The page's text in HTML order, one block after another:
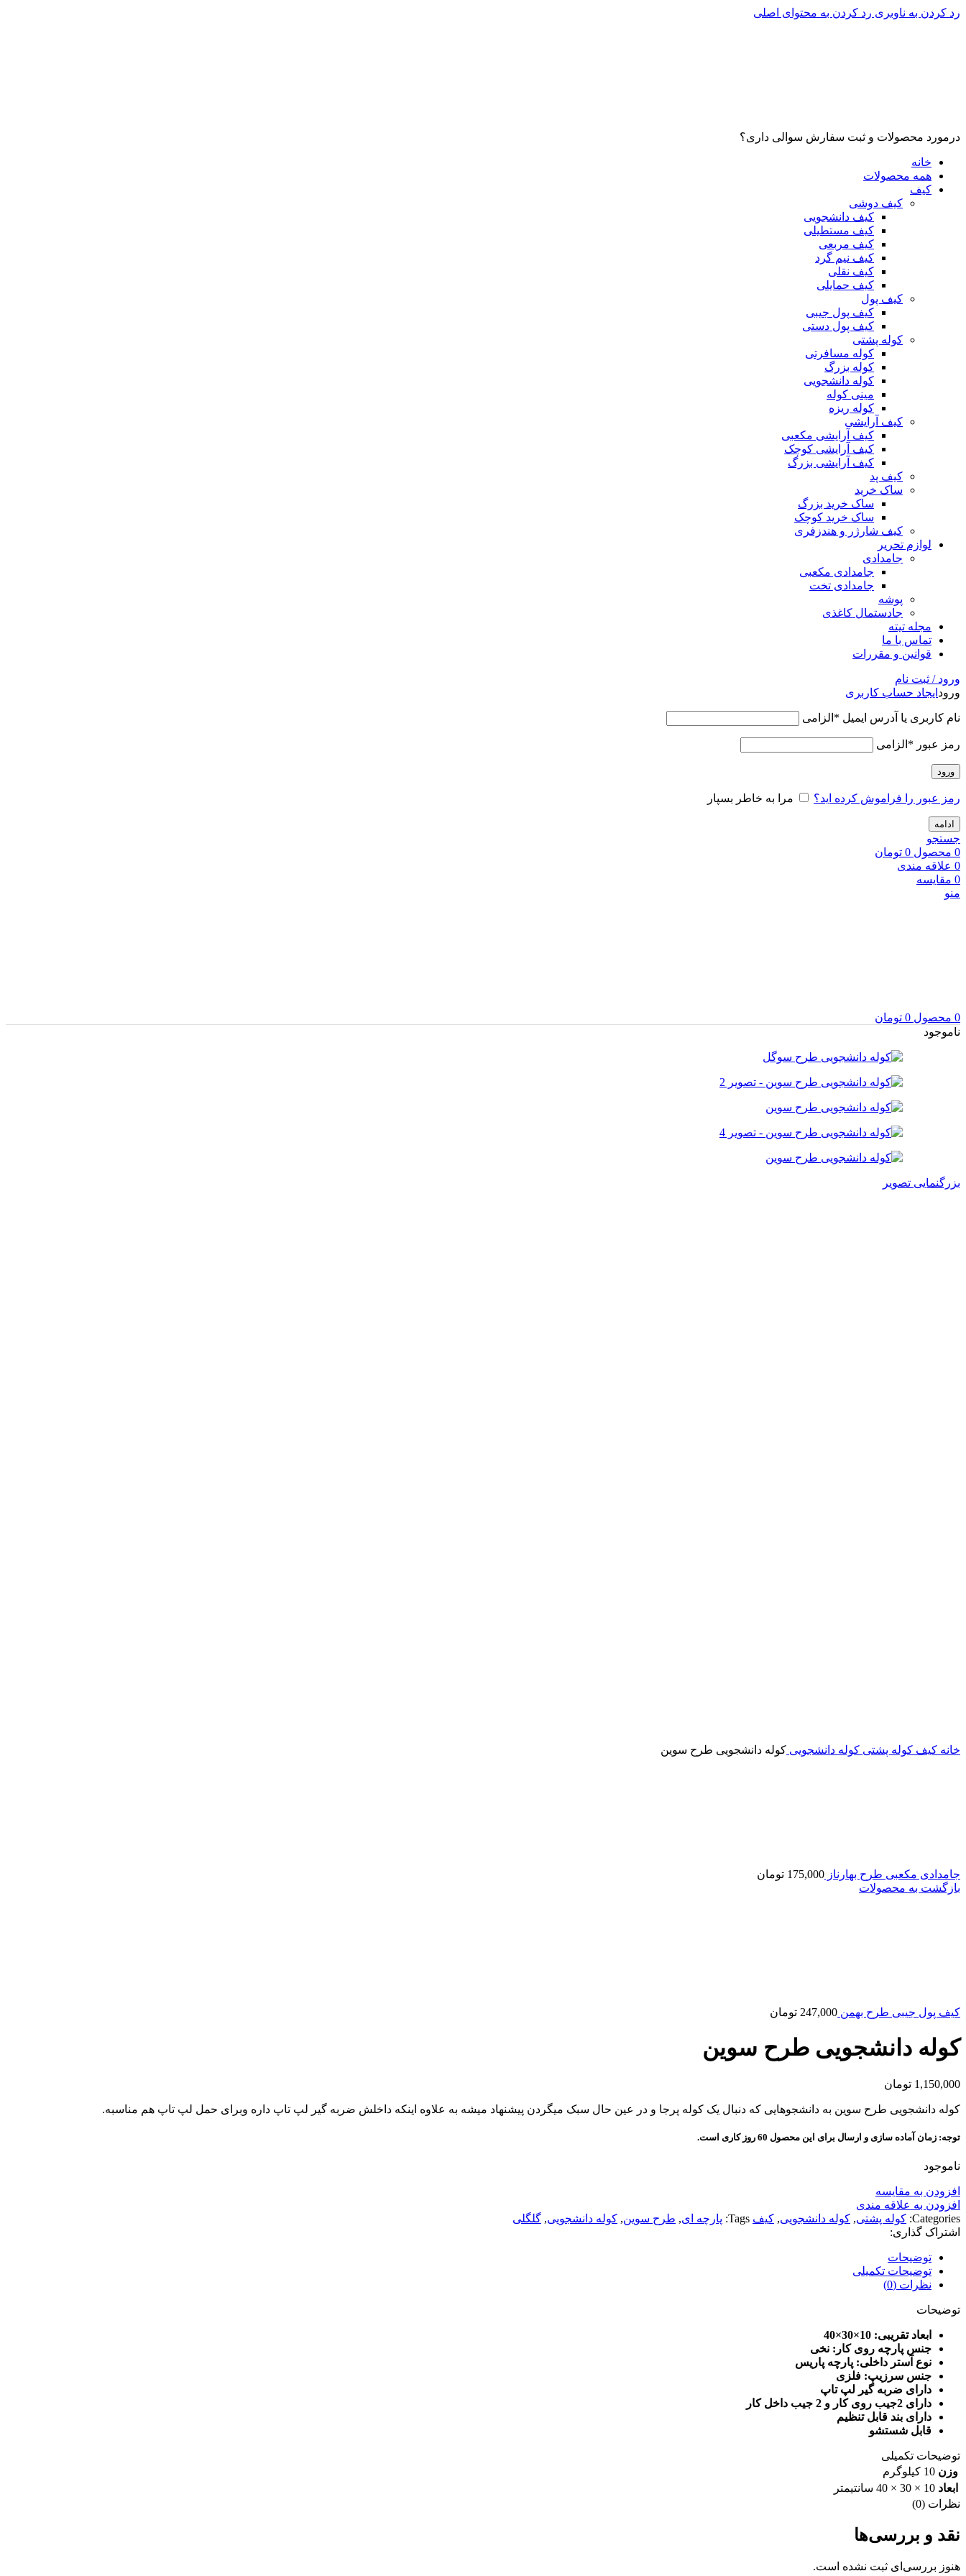
رد کردن به ناوبری رد کردن به محتوای اصلی
درمورد محصولات و ثبت سفارش سوالی داری؟
خانه
همه محصولات
کیف
کیف دوشی
کیف دانشجویی
کیف مستطیلی
کیف مربعی
کیف نیم گرد
کیف نقلی
کیف حمایلی
کیف پول
کیف پول جیبی
کیف پول دستی
کوله پشتی
کوله مسافرتی
کوله بزرگ
کوله دانشجویی
مینی کوله
کوله ریزه
کیف آرایشی
کیف آرایشی مکعبی
کیف آرایشی کوچک
کیف آرایشی بزرگ
کیف پد
ساک خرید
ساک خرید بزرگ
ساک خرید کوچک
کیف شارژر و هندزفری
لوازم تحریر
جامدادی
جامدادی مکعبی
جامدادی تخت
پوشه
جادستمال کاغذی
مجله تیته
تماس با ما
قوانین و مقررات
ورود / ثبت نام
ورود ایجاد حساب کاربری
نام کاربری یا آدرس ایمیل * الزامی
رمز عبور * الزامی
ورود
رمز عبور را فراموش کرده اید؟ مرا به خاطر بسپار
ادامه
جستجو
0 محصول 0 تومان
0 علاقه مندی
0 مقایسه
منو
0 محصول 0 تومان
ناموجود
بزرگنمایی تصویر
خانه کیف کوله پشتی کوله دانشجویی کوله دانشجویی طرح سوین
جامدادی مکعبی طرح بهارناز 175,000 تومان
بازگشت به محصولات
کیف پول جیبی طرح بهمن 247,000 تومان
کوله دانشجویی طرح سوین
1,150,000 تومان
کوله دانشجویی طرح سوین به دانشجوهایی که دنبال یک کوله پرجا و در عین حال سبک میگردن پیشنهاد میشه به علاوه اینکه داخلش ضربه گیر لپ تاپ داره وبرای حمل لپ تاپ هم مناسبه.
توجه: زمان آماده سازی و ارسال برای این محصول 60 روز کاری است.
ناموجود
افزودن به مقایسه
افزودن به علاقه مندی
Categories: کوله پشتی, کوله دانشجویی, کیف Tags: پارچه ای, طرح سوین, کوله دانشجویی, گلگلی
اشتراک گذاری:
توضیحات
توضیحات تکمیلی
نظرات (0)
توضیحات
ابعاد تقریبی: 10×30×40
جنس پارچه روی کار: نخی
نوع آستر داخلی: پارچه پاریس
جنس سرزیپ: فلزی
دارای ضربه گیر لپ تاپ
دارای 2جیب روی کار و 2 جیب داخل کار
دارای بند قابل تنظیم
قابل شستشو
توضیحات تکمیلی
وزن 10 کیلوگرم
ابعاد 10 × 30 × 40 سانتیمتر
نظرات (0)
نقد و بررسی‌ها
هنوز بررسی‌ای ثبت نشده است.